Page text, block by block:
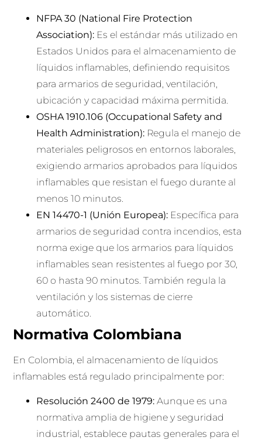
NFPA 30 (National Fire Protection
Association): Es el estándar más utilizado en
Estados Unidos para el almacenamiento de
líquidos inflamables, definiendo requisitos
para armarios de seguridad, ventilación,
ubicación y capacidad máxima permitida.
OSHA 1910.106 (Occupational Safety and
Health Administration): Regula el manejo de
materiales peligrosos en entornos laborales,
exigiendo armarios aprobados para líquidos
inflamables que resistan el fuego durante al
menos 10 minutos.
EN 14470-1 (Unión Europea): Específica para
armarios de seguridad contra incendios, esta
norma exige que los armarios para líquidos
inflamables sean resistentes al fuego por 30,
60 o hasta 90 minutos. También regula la
ventilación y los sistemas de cierre
automático.
Normativa Colombiana
En Colombia, el almacenamiento de líquidos
inflamables está regulado principalmente por:
Resolución 2400 de 1979: Aunque es una
normativa amplia de higiene y seguridad
industrial, establece pautas generales para el